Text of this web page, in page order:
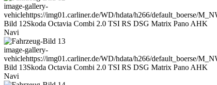
image-gallery-
vehiclehttps://img01.carliner.de/WD/hdata/h266/default_boerse/
Bild 12Skoda Octavia Combi 2.0 TSI RS DSG Matrix Pano AHK
Navi
image-gallery-
vehiclehttps://img01.carliner.de/WD/hdata/h266/default_boerse/
Bild 13Skoda Octavia Combi 2.0 TSI RS DSG Matrix Pano AHK
Navi